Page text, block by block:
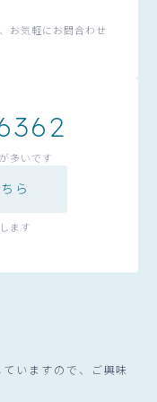
お気軽にお問合わせ
多いです
ら
ます
いますので、ご興味